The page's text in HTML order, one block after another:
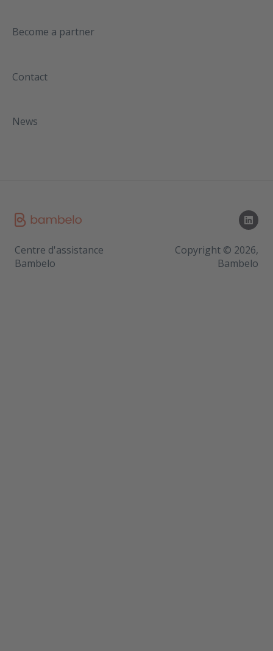
Become a partner
Contact
News
Centre d'assistance
Bambelo
Copyright © 2026,
Bambelo